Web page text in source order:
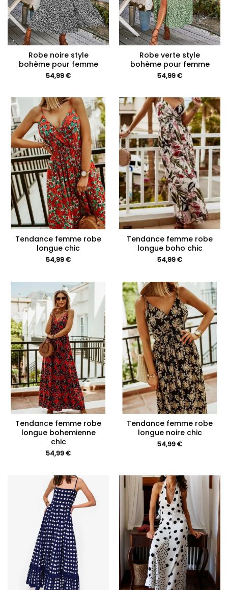
Robe noire style
bohème pour femme
54,99€
Robe verte style
bohème pour femme
54,99€
Tendance femme robe
longue chic
54,99€
Tendance femme robe
longue boho chic
54,99€
Tendance femme robe
longue bohemienne
chic
54,99€
Tendance femme robe
longue noire chic
54,99€